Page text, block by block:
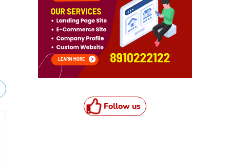
Follow us